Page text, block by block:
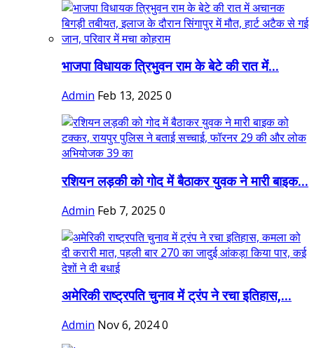
भाजपा विधायक त्रिभुवन राम के बेटे की रात में...
Admin Feb 13, 2025 0
रशियन लड़की को गोद में बैठाकर युवक ने मारी बाइक...
Admin Feb 7, 2025 0
अमेरिकी राष्ट्रपति चुनाव में ट्रंप ने रचा इतिहास,...
Admin Nov 6, 20240